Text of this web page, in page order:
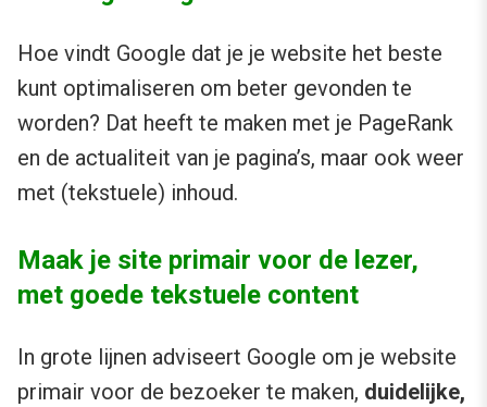
Hoe vindt Google dat je je website het beste
kunt optimaliseren om beter gevonden te
worden? Dat heeft te maken met je PageRank
en de actualiteit van je pagina’s, maar ook weer
met (tekstuele) inhoud.
Maak je site primair voor de lezer,
met goede tekstuele content
In grote lijnen adviseert Google om je website
primair voor de bezoeker te maken, duidelijke,